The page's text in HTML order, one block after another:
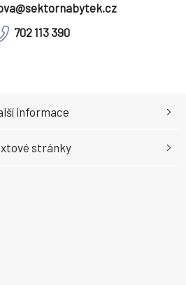
702 113 390
informace
stránky